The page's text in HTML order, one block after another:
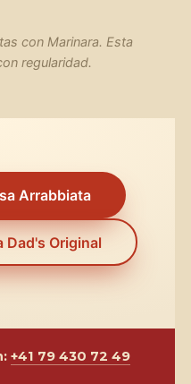
con Marinara. Esta
regularidad.
Arrabbiata
Dad's Original
+41 79 430 72 49